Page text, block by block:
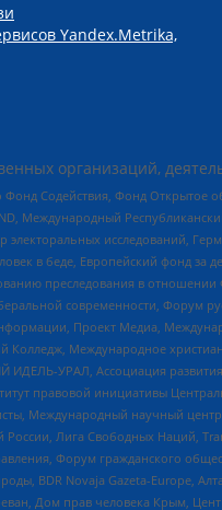
Yandex.Metrika,
организаций,
Содействия, Фонд
Международный
исследований,
в беде, Европейский фонд
преследования в
современности, Форум
Проект Медиа,
Международное
УРАЛ, Ассоциация
правовой инициативы
Международный научный
Лига Свободных Наций,
Форум гражданского
BDR Novaja Gazeta-Europe,
Дом прав человека Крым,